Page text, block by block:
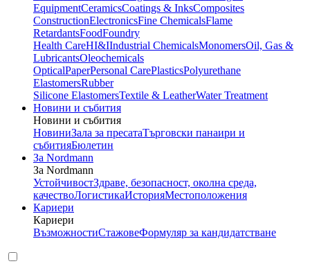
EquipmentCeramicsCoatings & InksComposites
ConstructionElectronicsFine ChemicalsFlame
RetardantsFoodFoundry
Health CareHI&IIndustrial ChemicalsMonomersOil, Gas &
LubricantsOleochemicals
OpticalPaperPersonal CarePlasticsPolyurethane
ElastomersRubber
Silicone ElastomersTextile & LeatherWater Treatment
Новини и събития
Новини и събития
НовиниЗала за пресатаТърговски панаири и
събитияБюлетин
За Nordmann
За Nordmann
УстойчивостЗдраве, безопасност, околна среда,
качествоЛогистикаИсторияМестоположения
Кариери
Кариери
ВъзможностиСтажовеФормуляр за кандидатстване